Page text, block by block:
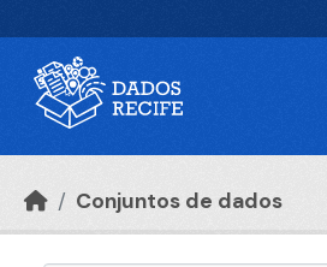
Conjuntos de dados